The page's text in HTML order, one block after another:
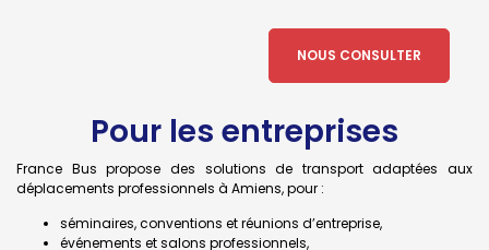
Pour les entreprises
France Bus propose des solutions de transport adaptées aux
déplacements professionnels à Amiens, pour :
séminaires, conventions et réunions d’entreprise,
événements et salons professionnels,
NOUS CONSULTER